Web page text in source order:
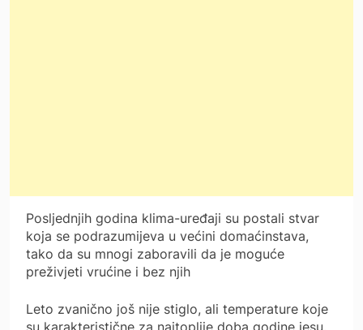
Posljednjih godina klima-uređaji su postali stvar
koja se podrazumijeva u većini domaćinstava,
tako da su mnogi zaboravili da je moguće
preživjeti vrućine i bez njih
Leto zvanično još nije stiglo, ali temperature koje
su karakteristične za najtoplije doba godine jesu.